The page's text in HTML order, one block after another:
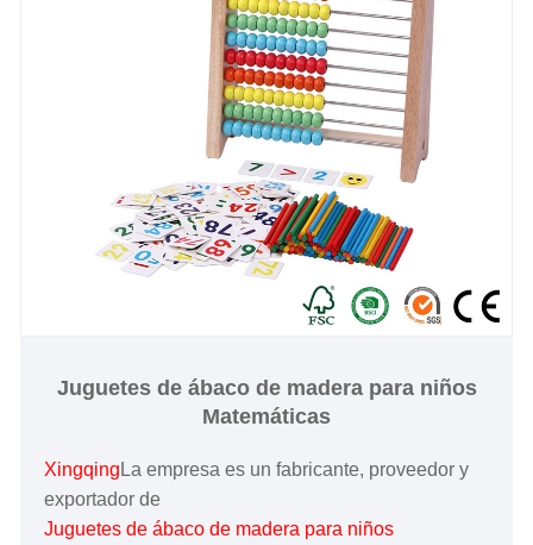
Juguetes de ábaco de madera para niños
Matemáticas
Xingqing La empresa es un fabricante, proveedor y
exportador de
Juguetes de ábaco de madera para niños